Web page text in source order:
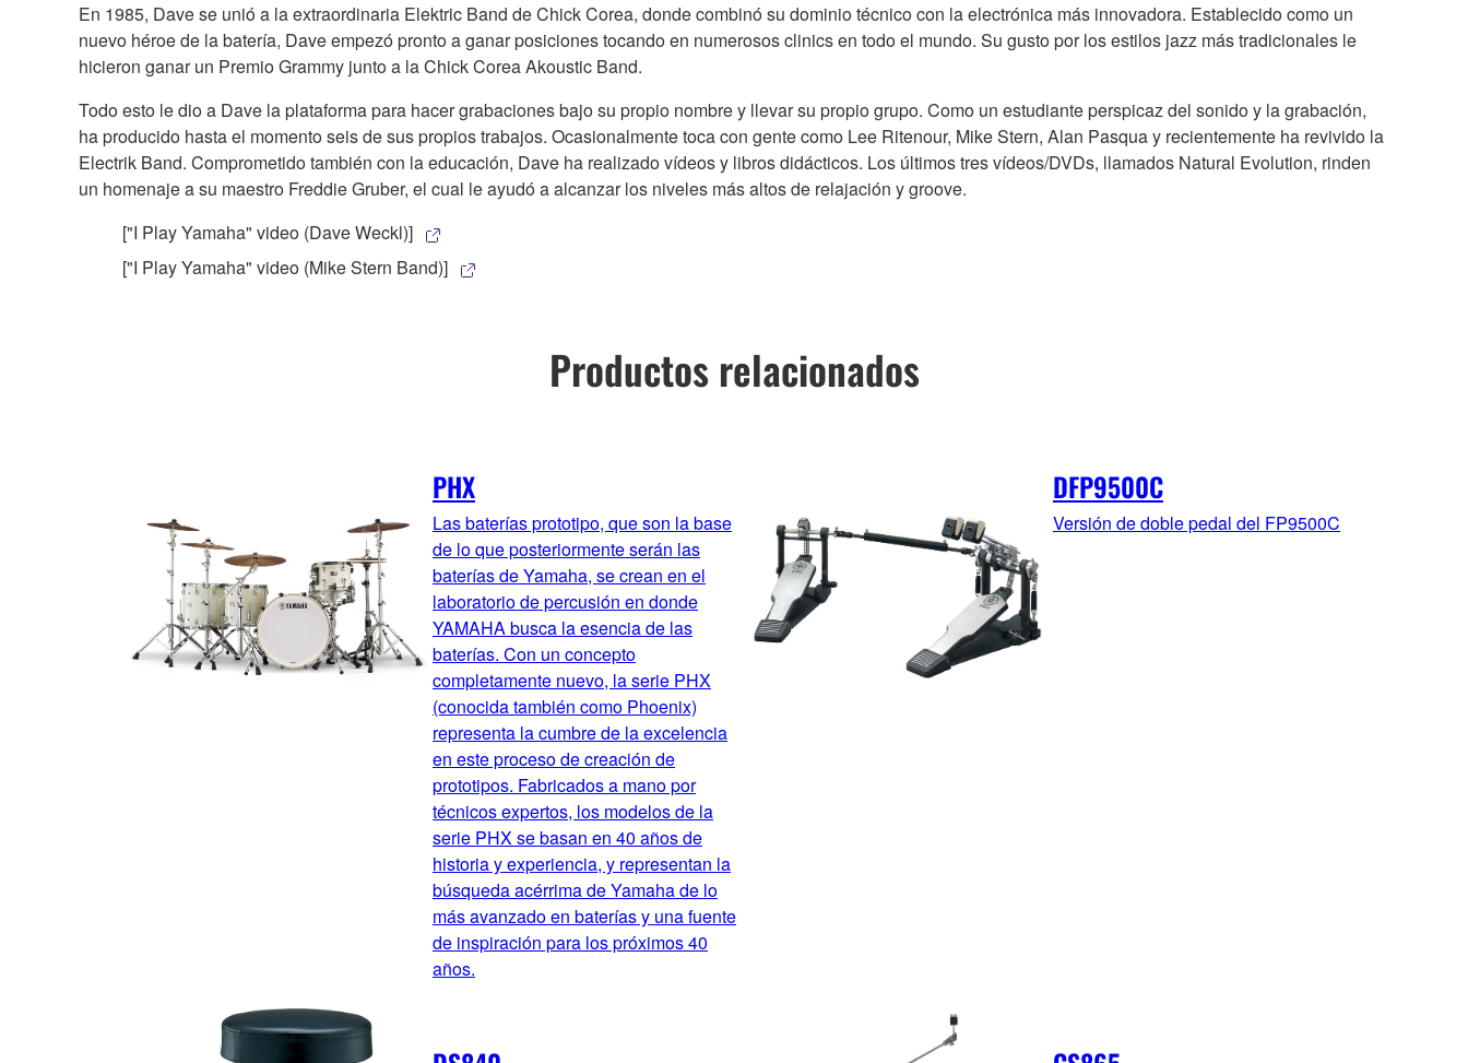
En 1985, Dave se unió a la extraordinaria Elektric Band de Chick Corea, donde combinó su dominio técnico con la electrónica más innovadora. Establecido como un
nuevo héroe de la batería, Dave empezó pronto a ganar posiciones tocando en numerosos clinics en todo el mundo. Su gusto por los estilos jazz más tradicionales le
hicieron ganar un Premio Grammy junto a la Chick Corea Akoustic Band.
Todo esto le dio a Dave la plataforma para hacer grabaciones bajo su propio nombre y llevar su propio grupo. Como un estudiante perspicaz del sonido y la grabación,
ha producido hasta el momento seis de sus propios trabajos. Ocasionalmente toca con gente como Lee Ritenour, Mike Stern, Alan Pasqua y recientemente ha revivido la
Electrik Band. Comprometido también con la educación, Dave ha realizado vídeos y libros didácticos. Los últimos tres vídeos/DVDs, llamados Natural Evolution, rinden
un homenaje a su maestro Freddie Gruber, el cual le ayudó a alcanzar los niveles más altos de relajación y groove.
["I Play Yamaha" video (Dave Weckl)]
["I Play Yamaha" video (Mike Stern Band)]
Productos relacionados
PHX
Las baterías prototipo, que son la base
de lo que posteriormente serán las
baterías de Yamaha, se crean en el
laboratorio de percusión en donde
YAMAHA busca la esencia de las
baterías. Con un concepto
completamente nuevo, la serie PHX
(conocida también como Phoenix)
representa la cumbre de la excelencia
en este proceso de creación de
prototipos. Fabricados a mano por
técnicos expertos, los modelos de la
serie PHX se basan en 40 años de
historia y experiencia, y representan la
búsqueda acérrima de Yamaha de lo
más avanzado en baterías y una fuente
de inspiración para los próximos 40
años.
DFP9500C
Versión de doble pedal del FP9500C